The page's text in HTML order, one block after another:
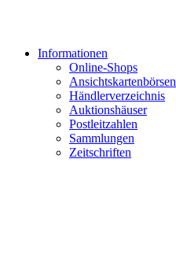
Informationen
Online-Shops
Ansichtskartenbörsen
Händlerverzeichnis
Auktionshäuser
Postleitzahlen
Sammlungen
Zeitschriften